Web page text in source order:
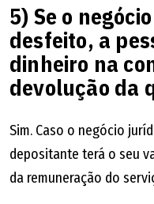
5) Se o
desfeito, a
dinheiro na
devolução da
Sim. Caso o negócio
depositante terá o seu
da remuneração do